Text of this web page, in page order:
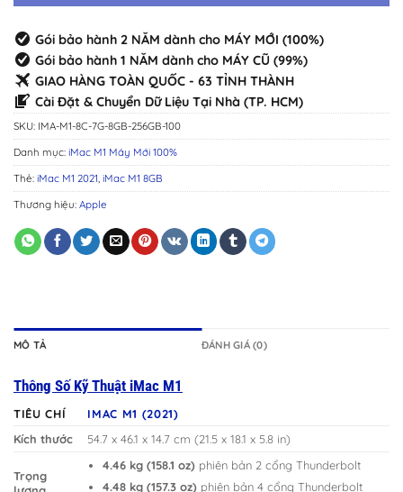
Gói bảo hành 2 NĂM dành cho MÁY MỚI (100%)
Gói bảo hành 1 NĂM dành cho MÁY CŨ (99%)
GIAO HÀNG TOÀN QUỐC - 63 TỈNH THÀNH
Cài Đặt & Chuyển Dữ Liệu Tại Nhà (TP. HCM)
SKU: IMA-M1-8C-7G-8GB-256GB-100
Danh mục: iMac M1 Máy Mới 100%
Thẻ: iMac M1 2021, iMac M1 8GB
Thương hiệu: Apple
MÔ TẢ ĐÁNH GIÁ (0)
Thông Số Kỹ Thuật iMac M1
TIÊU CHÍ
IMAC M1 (2021)
Kích thước
54.7 x 46.1 x 14.7 cm (21.5 x 18.1 x 5.8 in)
Trọng
4.46 kg (158.1 oz) phiên bản 2 cổng Thunderbolt
4.48 kg (157.3 oz) phiên bản 4 cổng Thunderbolt